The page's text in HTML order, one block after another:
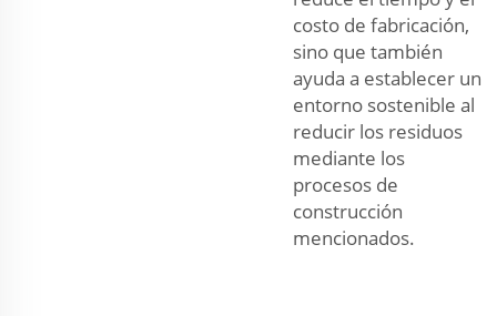
costo de fabricación,
sino que también
ayuda a establecer un
entorno sostenible al
reducir los residuos
mediante los
procesos de
construcción
mencionados.